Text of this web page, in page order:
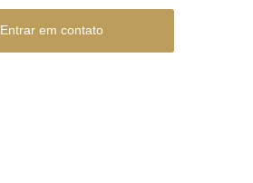
Entrar em contato